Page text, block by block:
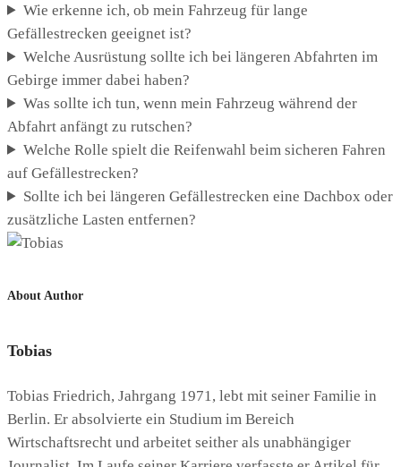
Wie erkenne ich, ob mein Fahrzeug für lange
Gefällestrecken geeignet ist?
Welche Ausrüstung sollte ich bei längeren Abfahrten im
Gebirge immer dabei haben?
Was sollte ich tun, wenn mein Fahrzeug während der
Abfahrt anfängt zu rutschen?
Welche Rolle spielt die Reifenwahl beim sicheren Fahren
auf Gefällestrecken?
Sollte ich bei längeren Gefällestrecken eine Dachbox oder
zusätzliche Lasten entfernen?
About Author
Tobias
Tobias Friedrich, Jahrgang 1971, lebt mit seiner Familie in
Berlin. Er absolvierte ein Studium im Bereich
Wirtschaftsrecht und arbeitet seither als unabhängiger